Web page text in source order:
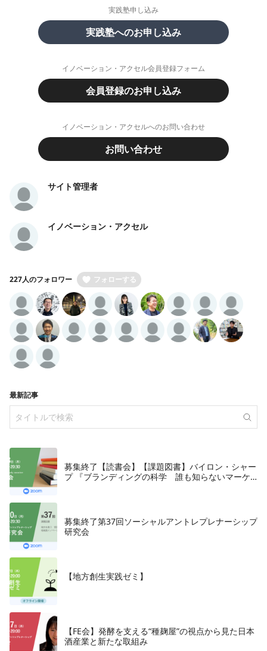
実践塾申し込み
実践塾へのお申し込み
イノベーション・アクセル会員登録フォーム
会員登録のお申し込み
イノベーション・アクセルへのお問い合わせ
お問い合わせ
サイト管理者
イノベーション・アクセル
227人のフォロワー フォローする
最新記事
募集終了【読書会】【課題図書】バイロン・シャー
プ 『ブランディングの科学 誰も知らないマーケ
募集終了第37回ソーシャルアントレプレナーシップ
研究会
【地方創生実践ゼミ】
【FE会】発酵を支える“種麹屋”の視点から見た日本
酒産業と新たな取組み